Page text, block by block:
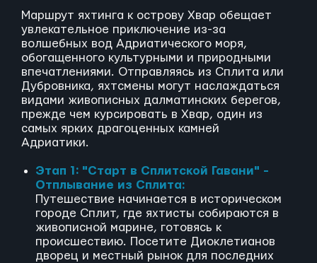
Маршрут яхтинга к острову Хвар обещает
увлекательное приключение из-за
волшебных вод Адриатического моря,
обогащенного культурными и природными
впечатлениями. Отправляясь из Сплита или
Дубровника, яхтсмены могут наслаждаться
видами живописных далматинских берегов,
прежде чем курсировать в Хвар, один из
самых ярких драгоценных камней
Адриатики.
Этап 1: "Старт в Сплитской Гавани" -
Отплывание из Сплита:
Путешествие начинается в историческом
городе Сплит, где яхтисты собираются в
живописной марине, готовясь к
происшествию. Посетите Диоклетианов
дворец и местный рынок для последних